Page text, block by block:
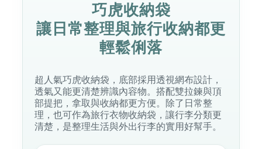
巧虎收納袋
讓日常整理與旅行收納都更
輕鬆俐落
超人氣巧虎收納袋，底部採用透視網布設計，
透氣又能更清楚辨識內容物。搭配雙拉鍊與頂
部提把，拿取與收納都更方便。除了日常整
理，也可作為旅行衣物收納袋，讓行李分類更
清楚，是整理生活與外出行李的實用好幫手。